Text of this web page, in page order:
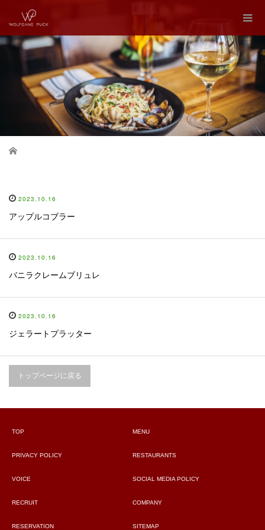
Home
2023.10.16
アップルコブラー
2023.10.16
バニラクレームブリュレ
2023.10.16
ジェラートプラッター
トップページに戻る
TOP
PRIVACY POLICY
VOICE
MENU
RESTAURANTS
SOCIAL MEDIA POLICY
RECRUIT
RESERVATION
COMPANY
SITEMAP